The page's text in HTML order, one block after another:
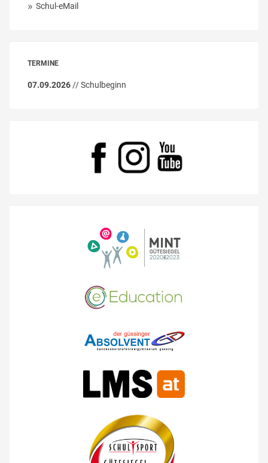
Schul-eMail
TERMINE
07.09.2026 // Schulbeginn